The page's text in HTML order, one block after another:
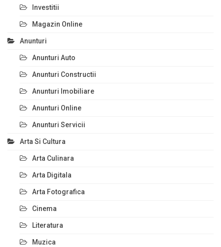
Investitii
Magazin Online
Anunturi
Anunturi Auto
Anunturi Constructii
Anunturi Imobiliare
Anunturi Online
Anunturi Servicii
Arta Si Cultura
Arta Culinara
Arta Digitala
Arta Fotografica
Cinema
Literatura
Muzica